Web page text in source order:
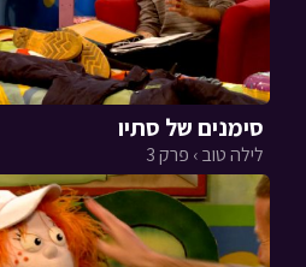
סימנים של סתיו
לילה טוב › פרק 3